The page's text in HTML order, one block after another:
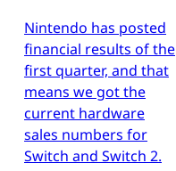
Nintendo has posted
financial results of the
first quarter, and that
means we got the
current hardware
sales numbers for
Switch and Switch 2.